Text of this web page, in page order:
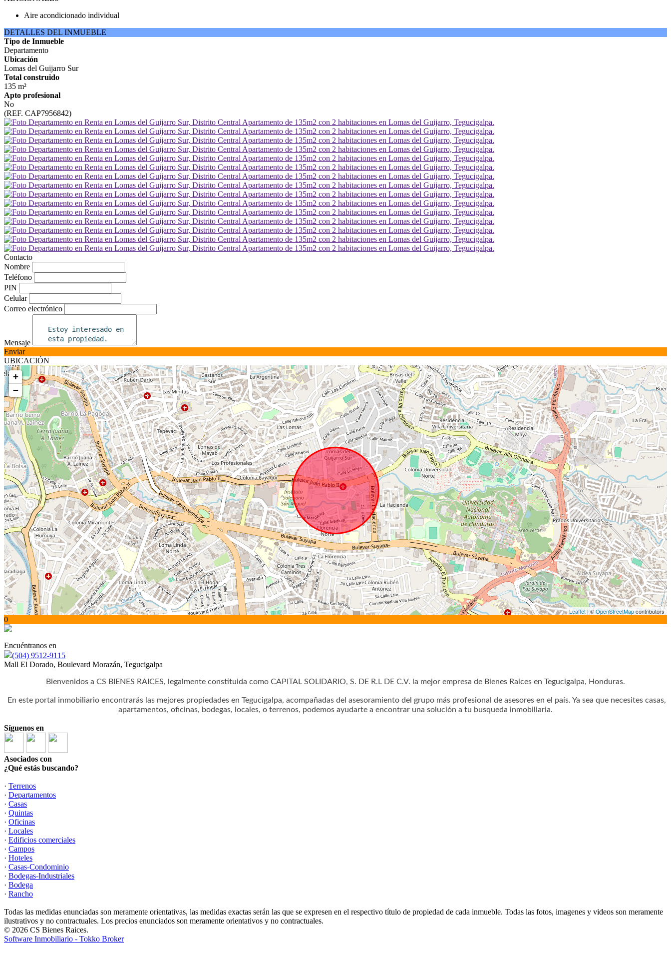
Aire acondicionado individual
DETALLES DEL INMUEBLE
Tipo de Inmueble
Departamento
Ubicación
Lomas del Guijarro Sur
Total construido
135 m²
Apto profesional
No
(REF. CAP7956842)
Contacto
Nombre
Teléfono
PIN
Celular
Correo electrónico
Mensaje
Enviar
UBICACIÓN
+
−
Leaflet | ©OpenStreetMapcontributors
0
Encuéntranos en
(504) 9512-9115
Mall El Dorado, Boulevard Morazán, Tegucigalpa
Bienvenidos a CS BIENES RAICES, legalmente constituida como CAPITAL SOLIDARIO, S. DE R.L DE C.V. la mejor empresa de Bienes Raices en Tegucigalpa, Honduras.
En este portal inmobiliario encontrarás las mejores propiedades en Tegucigalpa, acompañadas del asesoramiento del grupo más profesional de asesores en el país. Ya sea que necesites casas,
apartamentos, oficinas, bodegas, locales, o terrenos, podemos ayudarte a encontrar una solución a tu busqueda inmobiliaria.
Síguenos en
Asociados con
¿Qué estás buscando?
· Terrenos
· Departamentos
· Casas
· Quintas
· Oficinas
· Locales
· Edificios comerciales
· Campos
· Hoteles
· Casas-Condominio
· Bodegas-Industriales
· Bodega
· Rancho
Todas las medidas enunciadas son meramente orientativas, las medidas exactas serán las que se expresen en el respectivo título de propiedad de cada inmueble. Todas las fotos, imagenes y videos son meramente
ilustrativos y no contractuales. Los precios enunciados son meramente orientativos y no contractuales.
© 2026 CS Bienes Raices.
Software Inmobiliario - Tokko Broker